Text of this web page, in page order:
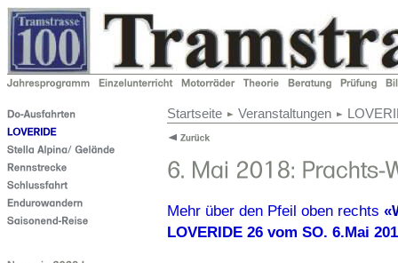
Startseite Veranstaltungen
Mehr über den Pfeil oben rechts «
LOVERIDE 26 vom SO. 6.Mai